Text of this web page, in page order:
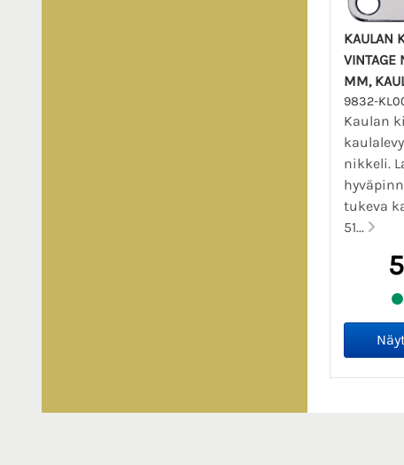
KAULAN
VINTAGE
MM,
9832-
Kaulan
kaulalevy
nikkeli.
tukeva
51...